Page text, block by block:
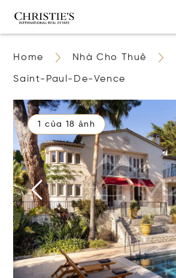
Home Nhà Cho Thuê
Saint-Paul-De-Vence
1 của 18 ảnh